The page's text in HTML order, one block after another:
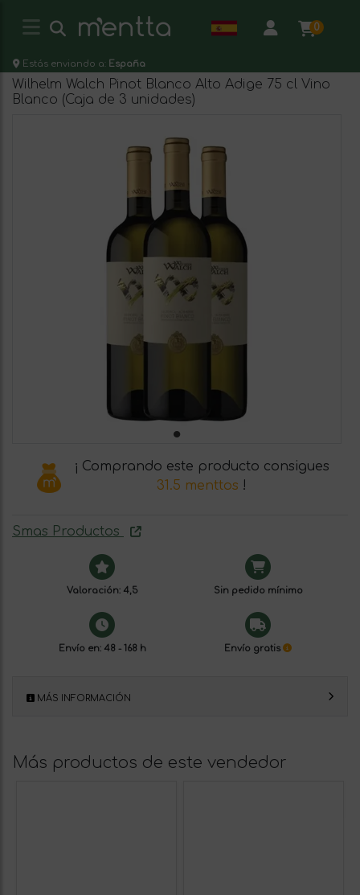
0
Estás enviando a: España
Wilhelm Walch Pinot Blanco Alto Adige 75 cl Vino
Blanco (Caja de 3 unidades)
¡ Comprando este producto consigues
31.5 menttos !
Smas Productos
Valoración: 4,5 Sin pedido mínimo
Envío en: 48 - 168 h Envío gratis
MÁS INFORMACIÓN
Más productos de este vendedor